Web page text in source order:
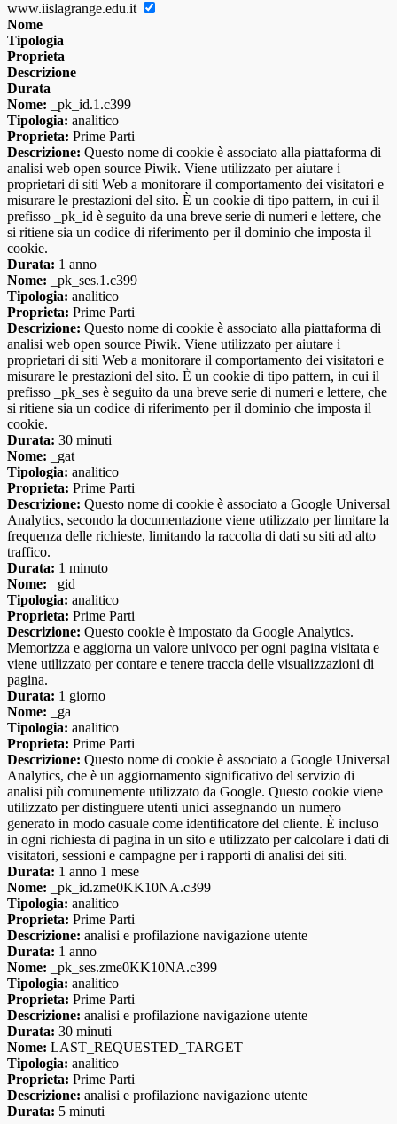
www.iislagrange.edu.it
Nome
Tipologia
Proprieta
Descrizione
Durata
Nome: _pk_id.1.c399
Tipologia: analitico
Proprieta: Prime Parti
Descrizione: Questo nome di cookie è associato alla piattaforma di
analisi web open source Piwik. Viene utilizzato per aiutare i
proprietari di siti Web a monitorare il comportamento dei visitatori e
misurare le prestazioni del sito. È un cookie di tipo pattern, in cui il
prefisso _pk_id è seguito da una breve serie di numeri e lettere, che
si ritiene sia un codice di riferimento per il dominio che imposta il
cookie.
Durata: 1 anno
Nome: _pk_ses.1.c399
Tipologia: analitico
Proprieta: Prime Parti
Descrizione: Questo nome di cookie è associato alla piattaforma di
analisi web open source Piwik. Viene utilizzato per aiutare i
proprietari di siti Web a monitorare il comportamento dei visitatori e
misurare le prestazioni del sito. È un cookie di tipo pattern, in cui il
prefisso _pk_ses è seguito da una breve serie di numeri e lettere, che
si ritiene sia un codice di riferimento per il dominio che imposta il
cookie.
Durata: 30 minuti
Nome: _gat
Tipologia: analitico
Proprieta: Prime Parti
Descrizione: Questo nome di cookie è associato a Google Universal
Analytics, secondo la documentazione viene utilizzato per limitare la
frequenza delle richieste, limitando la raccolta di dati su siti ad alto
traffico.
Durata: 1 minuto
Nome: _gid
Tipologia: analitico
Proprieta: Prime Parti
Descrizione: Questo cookie è impostato da Google Analytics.
Memorizza e aggiorna un valore univoco per ogni pagina visitata e
viene utilizzato per contare e tenere traccia delle visualizzazioni di
pagina.
Durata: 1 giorno
Nome: _ga
Tipologia: analitico
Proprieta: Prime Parti
Descrizione: Questo nome di cookie è associato a Google Universal
Analytics, che è un aggiornamento significativo del servizio di
analisi più comunemente utilizzato da Google. Questo cookie viene
utilizzato per distinguere utenti unici assegnando un numero
generato in modo casuale come identificatore del cliente. È incluso
in ogni richiesta di pagina in un sito e utilizzato per calcolare i dati di
visitatori, sessioni e campagne per i rapporti di analisi dei siti.
Durata: 1 anno 1 mese
Nome: _pk_id.zme0KK10NA.c399
Tipologia: analitico
Proprieta: Prime Parti
Descrizione: analisi e profilazione navigazione utente
Durata: 1 anno
Nome: _pk_ses.zme0KK10NA.c399
Tipologia: analitico
Proprieta: Prime Parti
Descrizione: analisi e profilazione navigazione utente
Durata: 30 minuti
Nome: LAST_REQUESTED_TARGET
Tipologia: analitico
Proprieta: Prime Parti
Descrizione: analisi e profilazione navigazione utente
Durata: 5 minuti